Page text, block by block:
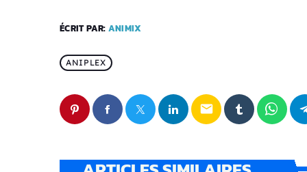
ÉCRIT PAR: ANIMIX
ANIPLEX
email